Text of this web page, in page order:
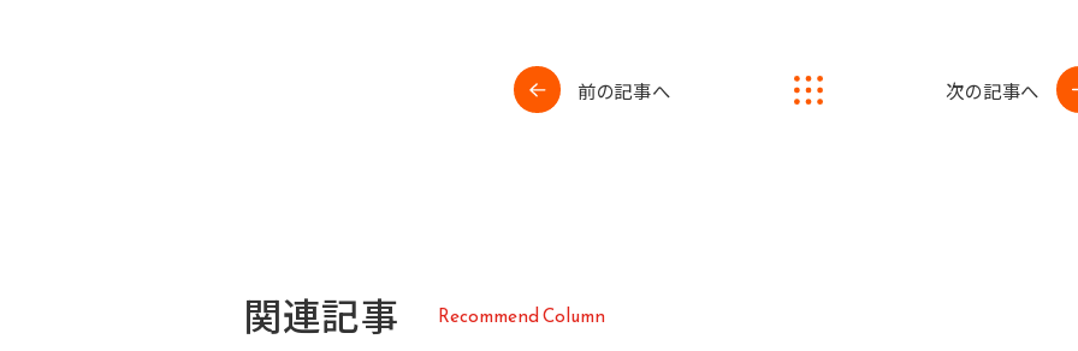
前の記事へ 次の記事へ
関連記事 Recommend Co umn